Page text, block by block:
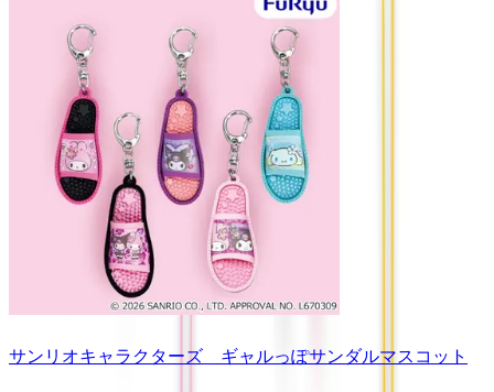
サンリオキャラクターズ ギャルっぽサンダルマスコット